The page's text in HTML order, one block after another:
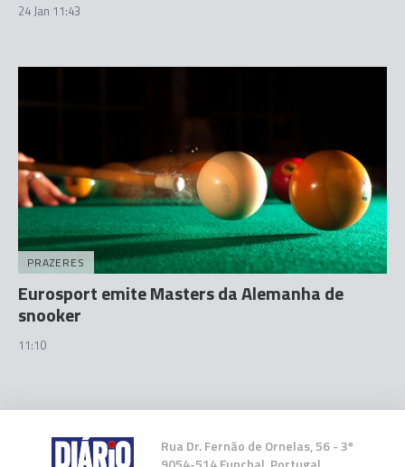
24 Jan 11:43
PRAZERES
Eurosport emite Masters da Alemanha de
snooker
11:10
Rua Dr. Fernão de Ornelas, 56 - 3º